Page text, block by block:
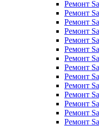
Ремонт
Ремонт
Ремонт
Ремонт
Ремонт
Ремонт
Ремонт
Ремонт
Ремонт
Ремонт
Ремонт
Ремонт
Ремонт
Ремонт